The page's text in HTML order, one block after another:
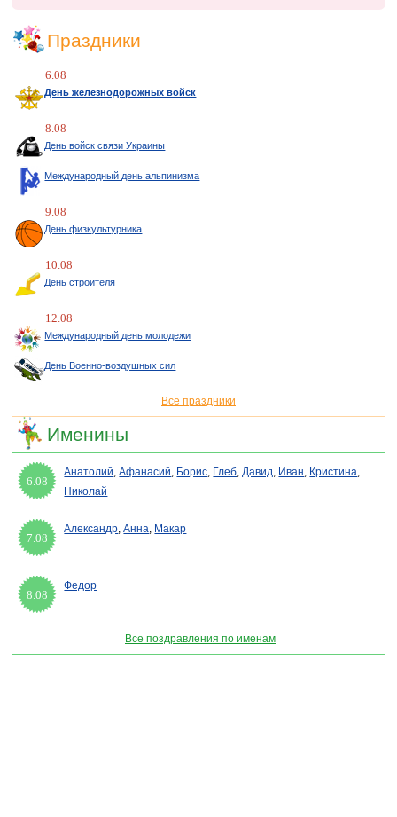
Праздники
6.08
День железнодорожных войск
8.08
День войск связи Украины
Международный день альпинизма
9.08
День физкультурника
10.08
День строителя
12.08
Международный день молодежи
День Военно-воздушных сил
Все праздники
Именины
6.08
Анатолий,Афанасий, Борис, Глеб,Давид, Иван, Кристина,
Николай
7.08
Александр,Анна, Макар
8.08
Федор
Все поздравления по именам